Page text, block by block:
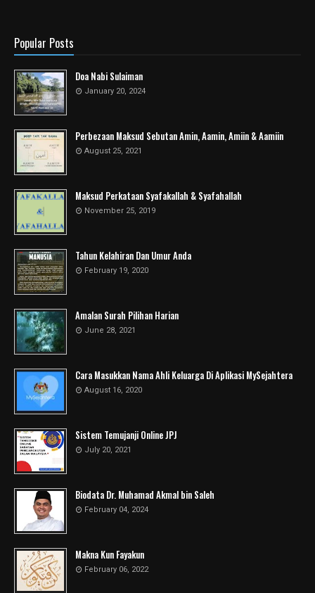
Popular Posts
Doa Nabi Sulaiman
January 20, 2024
Perbezaan Maksud Sebutan Amin, Aamin, Amiin & Aamiin
August 25, 2021
Maksud Perkataan Syafakallah & Syafahallah
November 25, 2019
Tahun Kelahiran Dan Umur Anda
February 19, 2020
Amalan Surah Pilihan Harian
June 28, 2021
Cara Masukkan Nama Ahli Keluarga Di Aplikasi MySejahtera
August 16, 2020
Sistem Temujanji Online JPJ
July 20, 2021
Biodata Dr. Muhamad Akmal bin Saleh
February 04, 2024
Makna Kun Fayakun
February 06, 2022